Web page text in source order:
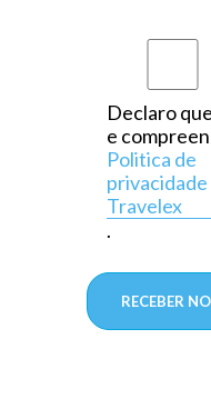
Declaro
e
Politica de
privacidade
Travelex
.